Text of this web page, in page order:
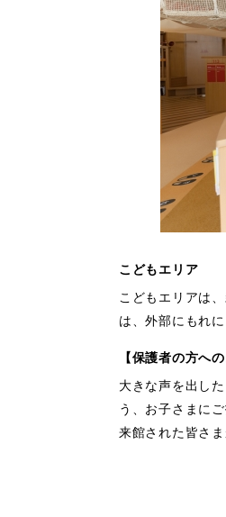
こどもエリア
こどもエリアは
は、外部にもれ
【保護者の方へ
大きな声を出し
う、お子さまにご
来館された皆さ